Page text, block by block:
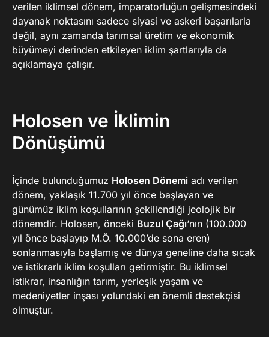
verilen iklimsel dönem, imparatorluğun gelişmesindeki
dayanak noktasını sadece siyasi ve askeri başarılarla
değil, aynı zamanda tarımsal üretim ve ekonomik
büyümeyi derinden etkileyen iklim şartlarıyla da
açıklamaya çalışır.
Holosen ve İklimin
Dönüşümü
İçinde bulunduğumuz Holosen Dönemi adı verilen
dönem, yaklaşık 11.700 yıl önce başlayan ve
günümüz iklim koşullarının şekillendiği jeolojik bir
dönemdir. Holosen, önceki Buzul Çağı‘nın (100.000
yıl önce başlayıp M.Ö. 10.000’de sona eren)
sonlanmasıyla başlamış ve dünya geneline daha sıcak
ve istikrarlı iklim koşulları getirmiştir. Bu iklimsel
istikrar, insanlığın tarım, yerleşik yaşam ve
medeniyetler inşası yolundaki en önemli destekçisi
olmuştur.